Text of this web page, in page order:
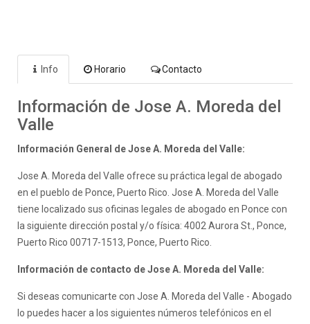
Info Horario Contacto
Información de Jose A. Moreda del
Valle
Información General de Jose A. Moreda del Valle:
Jose A. Moreda del Valle ofrece su práctica legal de abogado
en el pueblo de Ponce, Puerto Rico. Jose A. Moreda del Valle
tiene localizado sus oficinas legales de abogado en Ponce con
la siguiente dirección postal y/o física: 4002 Aurora St., Ponce,
Puerto Rico 00717-1513, Ponce, Puerto Rico.
Información de contacto de Jose A. Moreda del Valle:
Si deseas comunicarte con Jose A. Moreda del Valle - Abogado
lo puedes hacer a los siguientes números telefónicos en el